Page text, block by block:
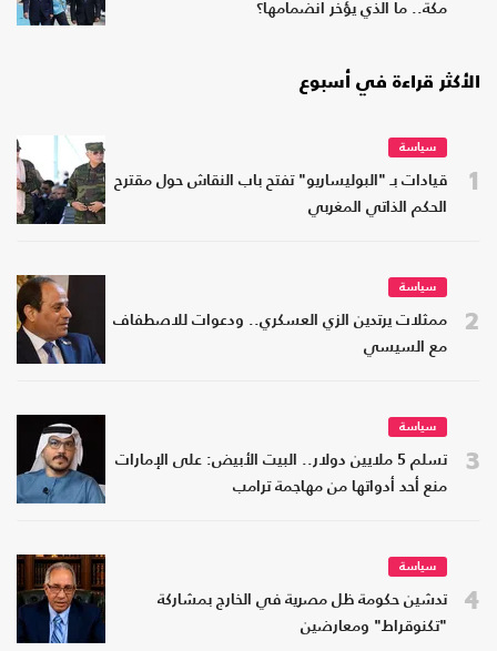
مكة.. ما الذي يؤخر انضمامها؟
الأكثر قراءة في أسبوع
1
سياسة
قيادات بـ "البوليساريو" تفتح باب النقاش حول مقترح
الحكم الذاتي المغربي
2
سياسة
ممثلات يرتدين الزي العسكري.. ودعوات للاصطفاف
مع السيسي
3
سياسة
تسلم 5 ملايين دولار.. البيت الأبيض: على الإمارات
منع أحد أدواتها من مهاجمة ترامب
4
سياسة
تدشين حكومة ظل مصرية في الخارج بمشاركة
"تكنوقراط" ومعارضين